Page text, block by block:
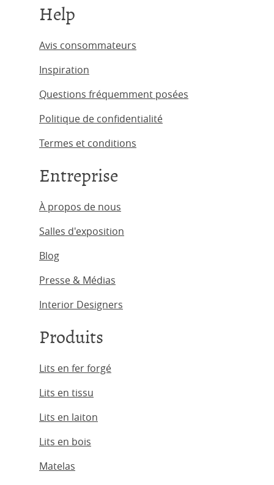
Help
Avis consommateurs
Inspiration
Questions fréquemment posées
Politique de confidentialité
Termes et conditions
Entreprise
À propos de nous
Salles d'exposition
Blog
Presse & Médias
Interior Designers
Produits
Lits en fer forgé
Lits en tissu
Lits en laiton
Lits en bois
Matelas